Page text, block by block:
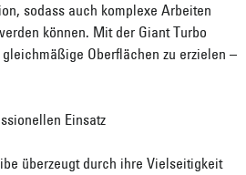
sodass auch komplexe Arbeiten
können. Mit der Giant Turbo
Oberflächen zu erzielen –
Einsatz
überzeugt durch ihre Vielseitigkeit